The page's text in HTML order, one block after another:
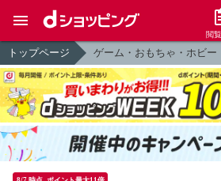
閲
トップページ ゲーム・おもちゃ・ホビー